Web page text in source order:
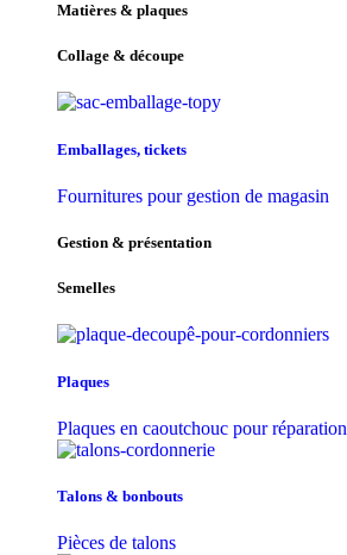
Matières & plaques
Collage & découpe
Emballages, tickets
Fournitures pour gestion de magasin
Gestion & présentation
Semelles
Plaques
Plaques en caoutchouc pour réparation
Talons & bonbouts
Pièces de talons